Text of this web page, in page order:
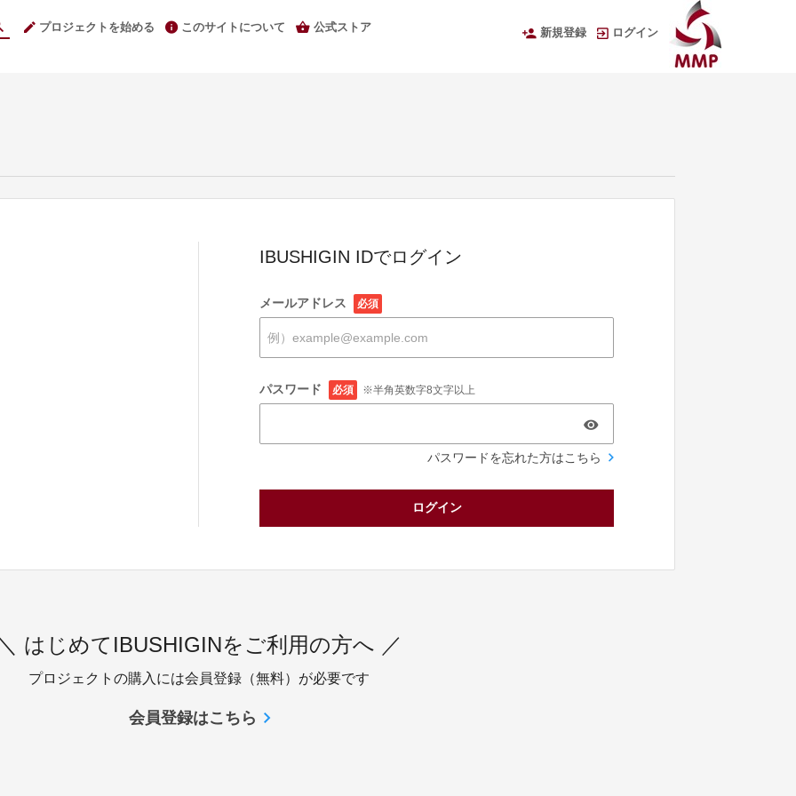
プロジェクトを始める このサイトについて 公式ストア 新規登録 ログイン
IBUSHIGIN IDでログイン
メールアドレス 必須
パスワード 必須 ※半角英数字8文字以上
パスワードを忘れた方はこちら
ログイン
はじめてIBUSHIGINをご利用の方へ ／
プロジェクトの購入には会員登録（無料）が必要です
会員登録はこちら